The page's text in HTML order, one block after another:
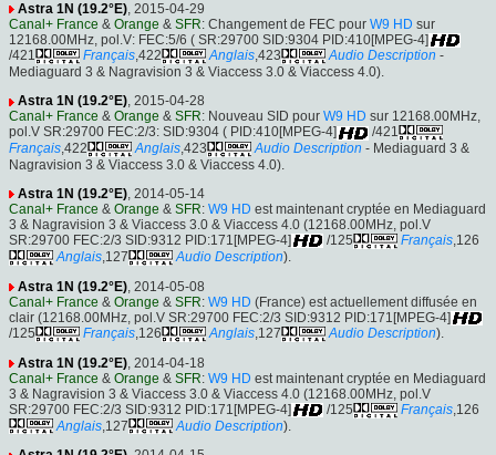
Astra 1N (19.2°E), 2015-04-29
Canal+ France & Orange & SFR: Changement de FEC pour W9 HD sur
12168.00MHz, pol.V: FEC:5/6 ( SR:29700 SID:9304 PID:410[MPEG-4]
/421
Français,422 Anglais,423 Audio Description -
Mediaguard 3 & Nagravision 3 & Viaccess 3.0 & Viaccess 4.0).
Astra 1N (19.2°E), 2015-04-28
Canal+ France & Orange & SFR: Nouveau SID pour W9 HD sur 12168.00MHz,
pol.V SR:29700 FEC:2/3: SID:9304 ( PID:410[MPEG-4]
/421
Français,422 Anglais,423 Audio Description - Mediaguard 3 &
Nagravision 3 & Viaccess 3.0 & Viaccess 4.0).
Astra 1N (19.2°E), 2014-05-14
Canal+ France & Orange & SFR: W9 HD est maintenant cryptée en Mediaguard
3 & Nagravision 3 & Viaccess 3.0 & Viaccess 4.0 (12168.00MHz, pol.V
SR:29700 FEC:2/3 SID:9312 PID:171[MPEG-4]
/125 Français,126
Anglais ,127 Audio Description).
Astra 1N (19.2°E) , 2014-05-08
Canal+ France & Orange & SFR: W9 HD (France) est actuellement diffusée en
clair (12168.00MHz, pol.V SR:29700 FEC:2/3 SID:9312 PID:171[MPEG-4]
/125
Français,126 Anglais,127 Audio Description).
Astra 1N (19.2°E) , 2014-04-18
Canal+ France & Orange & SFR: W9 HD est maintenant cryptée en Mediaguard
3 & Nagravision 3 & Viaccess 3.0 & Viaccess 4.0 (12168.00MHz, pol.V
SR:29700 FEC:2/3 SID:9312 PID:171[MPEG-4]
/125 Français ,126
Anglais ,127 Audio Description).